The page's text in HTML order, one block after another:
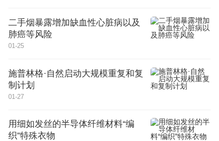
二手烟暴露增加缺血性心脏病以及
肺癌等风险
01-25
施普林格·自然启动大规模重复和复
制计划
01-27
用细如发丝的半导体纤维材料“编
织”特殊衣物